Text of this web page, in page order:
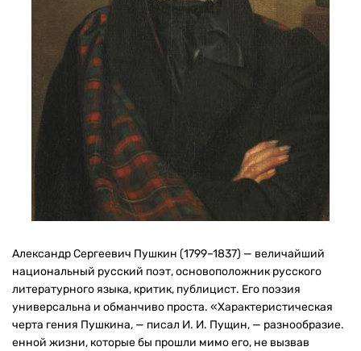
Александр Сергеевич Пушкин (1799–1837) — величайший
национальный русский поэт, основоположник русского
литературного языка, критик, публицист. Его поэзия
универсальна и обманчиво проста. «Характеристическая
черта гения Пушкина, — писал И. И. Пущин, — разнообразие.
енной жизни, которые бы прошли мимо его, не вызвав